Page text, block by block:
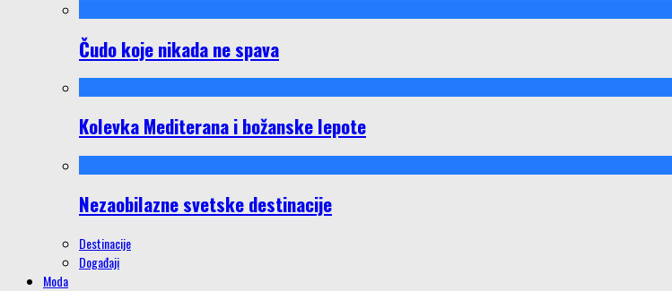
Čudo koje nikada ne spava
Kolevka Mediterana i božanske lepote
Nezaobilazne svetske destinacije
Destinacije
Događaji
Moda